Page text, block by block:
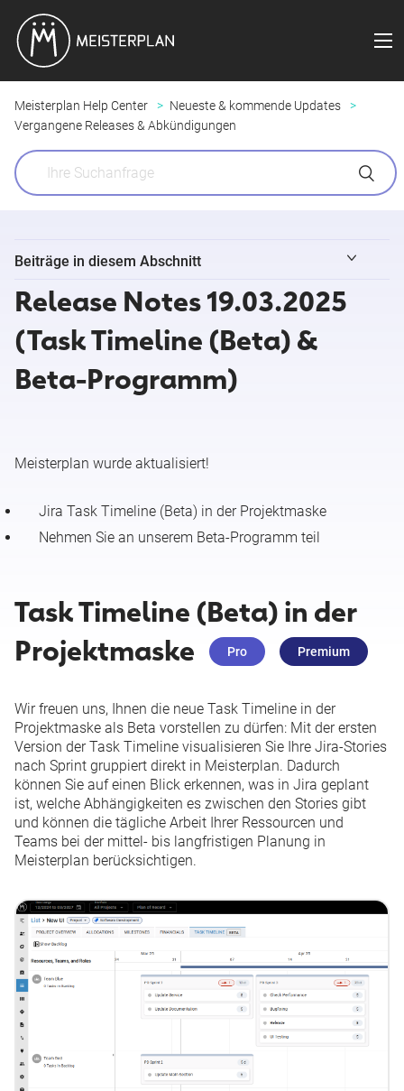
Meisterplan Help Center
Neueste & kommende Updates
Vergangene Releases & Abkündigungen
Beiträge in diesem Abschnitt
Kleine Änderungen & gelöste Anfragen 03. - 09. August
Release Notes 04.08.2026 (Feldsynchronisierung für Jira)
Kleine Änderungen & gelöste Anfragen 27. Juli - 02. August
Release Notes 27.07.2026 (Ressourcenmaske
Release Notes 27.07.2026 (Neuer Portfolio Designer (Beta):
Zeitrastermodus)
Kleine Änderungen & gelöste Anfragen 20. - 26. Juli 2026
Release Notes 20.07.2026 (Meisterplan-Konnektor für
Salesforce)
Kleine Änderungen & gelöste Anfragen 13. - 19. Juli 2026
Kleine Änderungen & gelöste Anfragen 06. - 12. Juli 2026
Release Notes 19.03.2025
(Task Timeline (Beta) &
Beta-Programm)
Meisterplan wurde aktualisiert!
Jira Task Timeline (Beta) in der Projektmaske
Nehmen Sie an unserem Beta-Programm teil
Task Timeline (Beta) in der
Projektmaske
Pro Premium
Wir freuen uns, Ihnen die neue Task Timeline in der
Projektmaske als Beta vorstellen zu dürfen: Mit der ersten
Version der Task Timeline visualisieren Sie Ihre Jira-Stories
nach Sprint gruppiert direkt in Meisterplan. Dadurch
können Sie auf einen Blick erkennen, was in Jira geplant
ist, welche Abhängigkeiten es zwischen den Stories gibt
und können die tägliche Arbeit Ihrer Ressourcen und
Teams bei der mittel- bis langfristigen Planung in
Meisterplan berücksichtigen.